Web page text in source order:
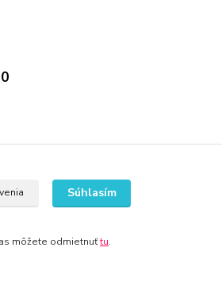
práva vyhradené KAMENIK.SK
Súhlasím
môžete odmietnuťtu.